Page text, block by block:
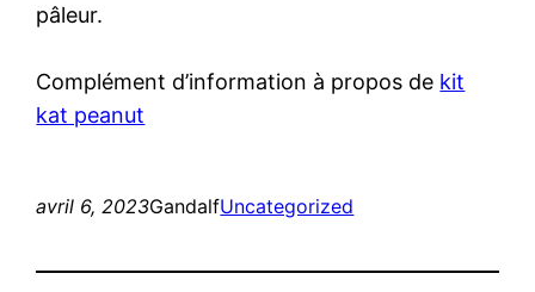
pâleur.
Complément d’information à propos de kit
kat peanut
avril 6, 2023GandalfUncategorized